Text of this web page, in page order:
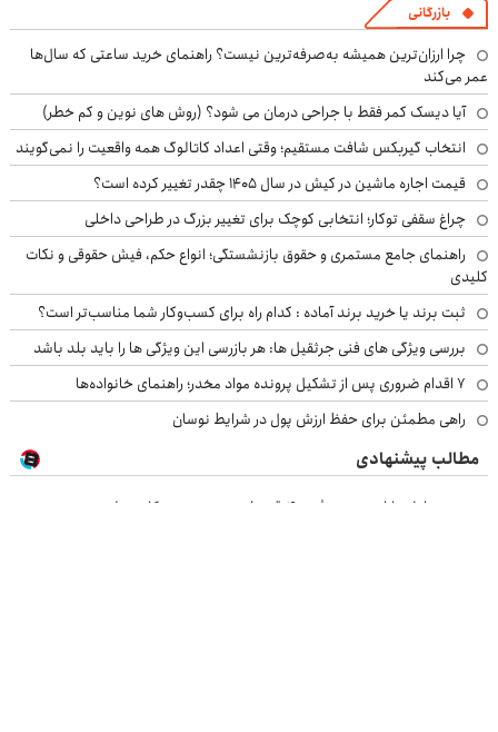
بازرگانی
چرا ارزان‌ترین همیشه به‌صرفه‌ترین نیست؟ راهنمای خرید ساعتی که سال‌ها
عمر می‌کند
آیا دیسک کمر فقط با جراحی درمان می شود؟ (روش های نوین و کم خطر)
انتخاب گیربکس شافت مستقیم؛ وقتی اعداد کاتالوگ همه واقعیت را نمی‌گویند
قیمت اجاره ماشین در کیش در سال ۱۴۰۵ چقدر تغییر کرده است؟
چراغ سقفی توکار؛ انتخابی کوچک برای تغییر بزرگ در طراحی داخلی
راهنمای جامع مستمری و حقوق بازنشستگی؛ انواع حکم، فیش حقوقی و نکات
کلیدی
ثبت برند یا خرید برند آماده : کدام راه برای کسب‌وکار شما مناسب‌تر است؟
بررسی ویژگی های فنی جرثقیل ها: هر بازرسی این ویژگی ها را باید بلد باشد
۷ اقدام ضروری پس از تشکیل پرونده مواد مخدر؛ راهنمای خانواده‌ها
راهی مطمئن برای حفظ ارزش پول در شرایط نوسان
مطالب پیشنهادی
خرید موبایل با اسنپ پی | در ۴ قسط بدون سود و کارمزد!